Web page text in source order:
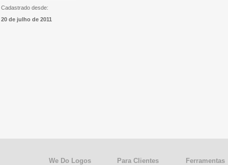
Cadastrado desde:
20 de julho de 2011
We Do Logos Para Clientes
Ferramentas